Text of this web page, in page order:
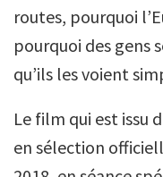
routes, pourquoi
pourquoi des gens
qu’ils les voient
Le film qui est issu
en sélection